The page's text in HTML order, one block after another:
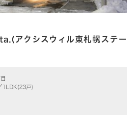
アクシスウィル東札幌ステー
1LDK(23戸)